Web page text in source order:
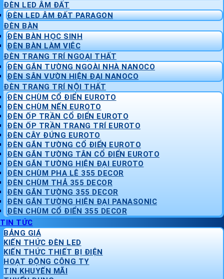
ĐÈN LED ÂM ĐẤT
ĐÈN LED ÂM ĐẤT PARAGON
ĐÈN BÀN
ĐÈN BÀN HỌC SINH
ĐÈN BÀN LÀM VIỆC
ĐÈN TRANG TRÍ NGOẠI THẤT
ĐÈN GẮN TƯỜNG NGOÀI NHÀ NANOCO
ĐÈN SÂN VƯỜN HIỆN ĐẠI NANOCO
ĐÈN TRANG TRÍ NỘI THẤT
ĐÈN CHÙM CỔ ĐIỂN EUROTO
ĐÈN CHÙM NẾN EUROTO
ĐÈN ỐP TRẦN CỔ ĐIỂN EUROTO
ĐÈN ỐP TRẦN TRANG TRÍ EUROTO
ĐÈN CÂY ĐỨNG EUROTO
ĐÈN GẮN TƯỜNG CỔ ĐIỂN EUROTO
ĐÈN GẮN TƯỜNG TÂN CỔ ĐIỂN EUROTO
ĐÈN GẮN TƯỜNG HIỆN ĐẠI EUROTO
ĐÈN CHÙM PHA LÊ 355 DECOR
ĐÈN CHÙM THẢ 355 DECOR
ĐÈN GẮN TƯỜNG 355 DECOR
ĐÈN GẮN TƯỜNG HIỆN ĐẠI PANASONIC
ĐÈN CHÙM CỔ ĐIỂN 355 DECOR
TIN TỨC
BẢNG GIÁ
KIẾN THỨC ĐÈN LED
KIẾN THỨC THIẾT BỊ ĐIỆN
HOẠT ĐỘNG CÔNG TY
TIN KHUYẾN MÃI